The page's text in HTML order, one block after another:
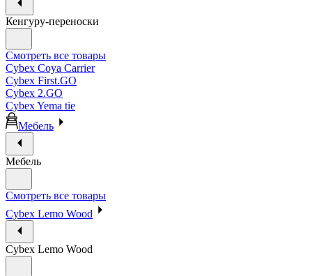
Кенгуру-переноски
Смотреть все товары
Cybex Coya Carrier
Cybex First.GO
Cybex 2.GO
Cybex Yema tie
Мебель
Мебель
Смотреть все товары
Cybex Lemo Wood
Cybex Lemo Wood